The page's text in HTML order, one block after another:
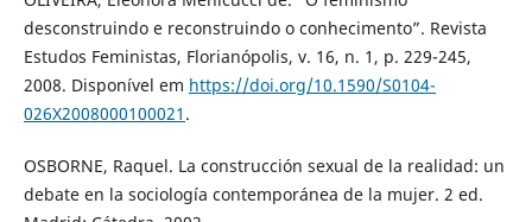
desconstruindo e reconstruindo o conhecimento”. Revista
Estudos Feministas, Florianópolis, v. 16, n. 1, p. 229-245,
2008. Disponível em https://doi.org/10.1590/S0104-
026X2008000100021 .
OSBORNE, Raquel. La construcción sexual de la realidad: un
debate en la sociología contemporánea de la mujer. 2 ed.